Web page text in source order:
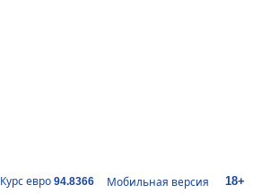
Курс евро 94.8366 Мобильная версия 18+